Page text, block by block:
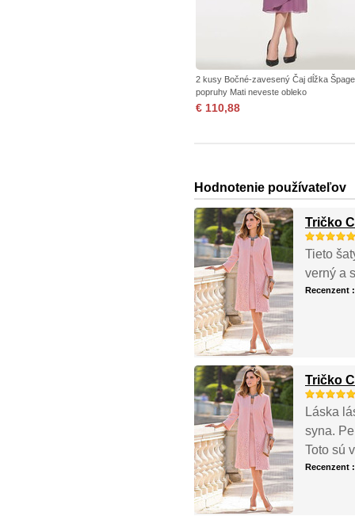
2 kusy Bočné-zavesený Čaj dĺžka
popruhy Mati neveste obleko
€ 110,88
Hodnotenie používateľov
Tričko
Tieto
verný a
Recenzent
Tričko
Láska
syna.
Toto sú
Recenzent